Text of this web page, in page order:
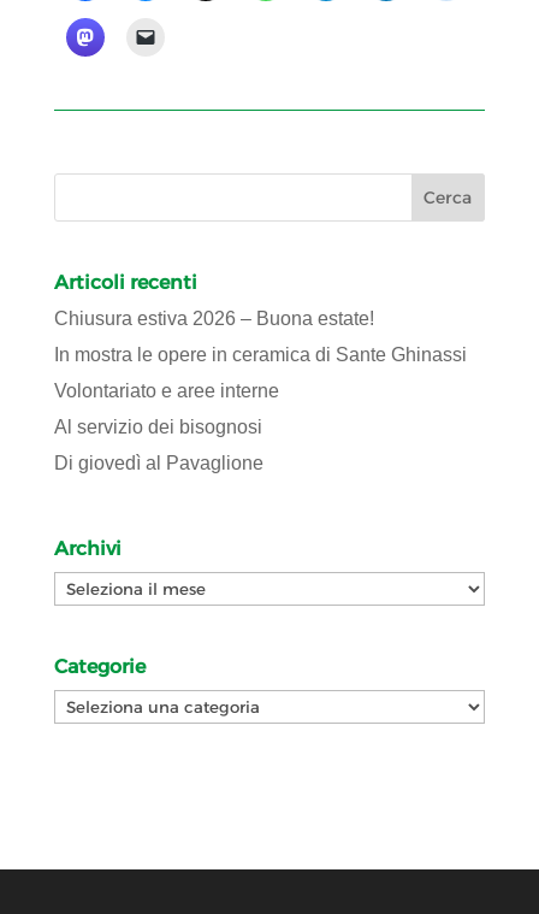
Articoli recenti
Chiusura estiva 2026 – Buona estate!
In mostra le opere in ceramica di Sante Ghinassi
Volontariato e aree interne
Al servizio dei bisognosi
Di giovedì al Pavaglione
Archivi
Archivi
Categorie
Categorie